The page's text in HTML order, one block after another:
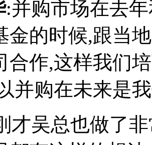
合作,这样我们
并购在未来是
才吴总也做了
都有这样的想
?